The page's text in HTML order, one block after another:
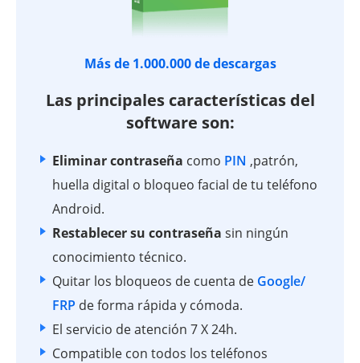
Más de 1.000.000 de descargas
Las principales características del
software son:
Eliminar contraseña como PIN ,patrón,
huella digital o bloqueo facial de tu teléfono
Android.
Restablecer su contraseña sin ningún
conocimiento técnico.
Quitar los bloqueos de cuenta de Google/
FRP de forma rápida y cómoda.
El servicio de atención 7 X 24h.
Compatible con todos los teléfonos